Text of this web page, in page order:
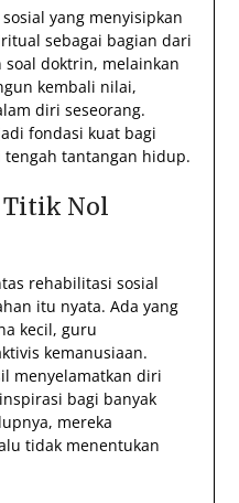
yang menyisipkan
sebagai bagian dari
doktrin, melainkan
kembali nilai,
diri seseorang.
fondasi kuat bagi
tantangan hidup.
Titik Nol
rehabilitasi sosial
itu nyata. Ada yang
kecil, guru
kemanusiaan.
menyelamatkan diri
bagi banyak
mereka
tidak menentukan